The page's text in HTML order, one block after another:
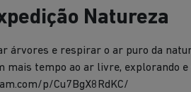
Natureza
árvores e respirar o ar puro da
mais tempo ao ar livre, explorando
p/Cu7BgX8RdKC/